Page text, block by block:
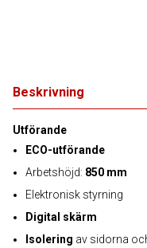
Beskrivning
Utförande
ECO-utförande
Arbetshöjd: 850 mm
Elektronisk styrning
Digital skärm
Isolering av sidorna